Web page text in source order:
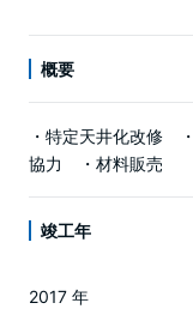
概要
・特定天井化改修
協力 ・材料販売
竣工年
2017 年